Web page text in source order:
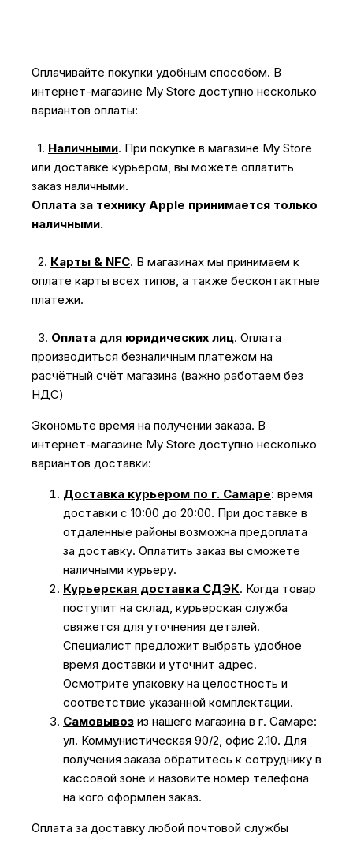
Оплачивайте покупки удобным способом. В
интернет-магазине My Store доступно несколько
вариантов оплаты:
1. Наличными. При покупке в магазине My Store
или доставке курьером, вы можете оплатить
заказ наличными.
Оплата за технику Apple принимается только
наличными.
2. Карты & NFC. В магазинах мы принимаем к
оплате карты всех типов, а также бесконтактные
платежи.
3. Оплата для юридических лиц. Оплата
производиться безналичным платежом на
расчётный счёт магазина (важно работаем без
НДС)
Экономьте время на получении заказа. В
интернет-магазине My Store доступно несколько
вариантов доставки:
Доставка курьером по г. Самаре: время
доставки с 10:00 до 20:00. При доставке в
отдаленные районы возможна предоплата
за доставку. Оплатить заказ вы сможете
наличными курьеру.
Курьерская доставка СДЭК. Когда товар
поступит на склад, курьерская служба
свяжется для уточнения деталей.
Специалист предложит выбрать удобное
время доставки и уточнит адрес.
Осмотрите упаковку на целостность и
соответствие указанной комплектации.
Самовывоз из нашего магазина в г. Самаре:
ул. Коммунистическая 90/2, офис 2.10. Для
получения заказа обратитесь к сотруднику в
кассовой зоне и назовите номер телефона
на кого оформлен заказ.
Оплата за доставку любой почтовой службы